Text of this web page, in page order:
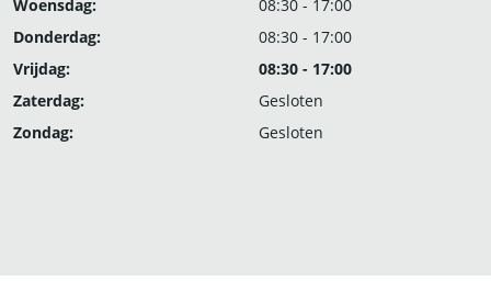
Woensdag:
08:30 - 17:00
Donderdag:
08:30 - 17:00
Vrijdag:
08:30 - 17:00
Zaterdag:
Gesloten
Zondag:
Gesloten